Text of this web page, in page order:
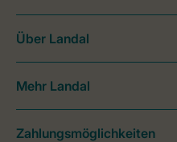
Über Landal
Mehr Landal
Zahlungsmöglichkeiten